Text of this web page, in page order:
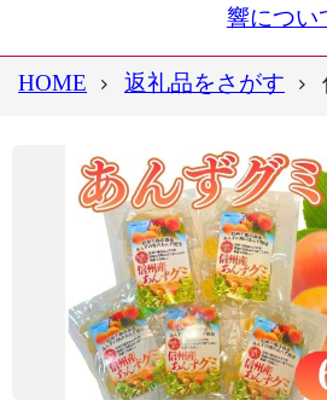
響につい
HOME 返礼品をさがす